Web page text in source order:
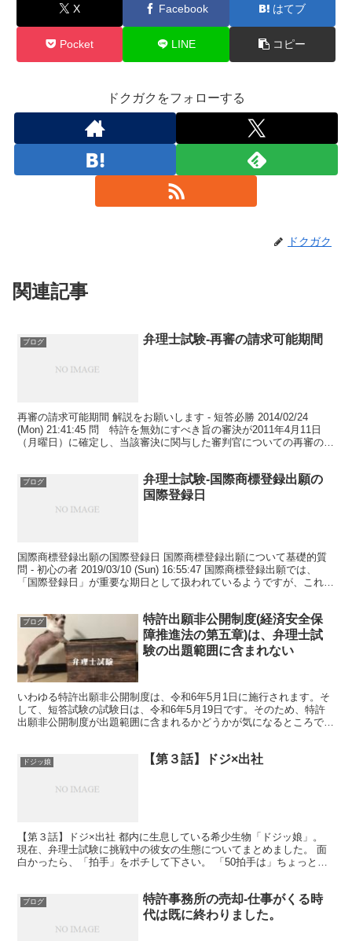
X Facebook はてブ
Pocket LINE コピー
ドクガクをフォローする
ドクガク
関連記事
ブログ 弁理士試験-再審の請求可能期間
再審の請求可能期間 解説をお願いします - 短答必勝 2014/02/24
(Mon) 21:41:45 問 特許を無効にすべき旨の審決が2011年4月11日
（月曜日）に確定し、当該審決に関与した審判官についての再審の理
ブログ
弁理士試験-国際商標登録出願の
国際登録日
国際商標登録出願の国際登録日 国際商標登録出願について基礎的質
問 - 初心の者 2019/03/10 (Sun) 16:55:47 国際商標登録出願では、
「国際登録日」が重要な期日として扱われているようですが、これ
ブログ
特許出願非公開制度(経済安全保
障推進法の第五章)は、弁理士試
験の出題範囲に含まれない
いわゆる特許出願非公開制度は、令和6年5月1日に施行されます。そ
して、短答試験の試験日は、令和6年5月19日です。そのため、特許
出願非公開制度が出題範囲に含まれるかどうかが気になるところでし
ドジッ娘 【第３話】ドジ×出社
【第３話】ドジ×出社 都内に生息している希少生物「ドジッ娘」。
現在、弁理士試験に挑戦中の彼女の生態についてまとめました。 面
白かったら、「拍手」をポチして下さい。 「50拍手は」ちょっと長
ブログ
特許事務所の売却-仕事がくる時
代は既に終わりました。